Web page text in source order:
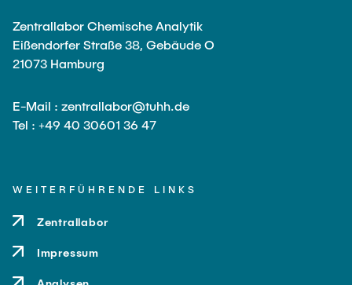
Zentrallabor Chemische Analytik
Eißendorfer Straße 38, Gebäude O
21073 Hamburg
E-Mail : zentrallabor@tuhh.de
Tel : +49 40 30601 36 47
WEITERFÜHRENDE LINKS
Zentrallabor
Impressum